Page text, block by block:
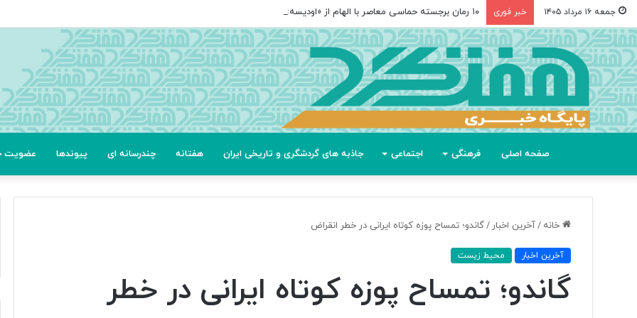
جمعه ۱۶ مرداد ۱۴۰۵ خبر فوری ۱۰ رمان برجسته حماسی معاصر با الهام از «اودیسه» هومر
صفحه اصلی فرهنگی اجتماعی جاذبه های گردشگری و تاریخی ایران هفتانه چندرسانه ای پیوندها عضویت
خانه /آخرین اخبار /گاندو؛ تمساح پوزه کوتاه ایرانی در خطر انقراض
آخرین اخبار محیط زیست
گاندو؛ تمساح پوزه کوتاه ایرانی در خطر